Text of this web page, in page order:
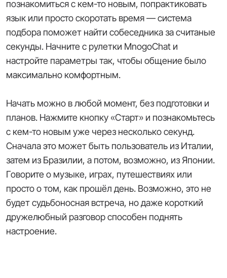
познакомиться с кем-то новым, попрактиковать
язык или просто скоротать время — система
подбора поможет найти собеседника за считаные
секунды. Начните с рулетки MnogoChat и
настройте параметры так, чтобы общение было
максимально комфортным.
Начать можно в любой момент, без подготовки и
планов. Нажмите кнопку «Старт» и познакомьтесь
с кем-то новым уже через несколько секунд.
Сначала это может быть пользователь из Италии,
затем из Бразилии, а потом, возможно, из Японии.
Говорите о музыке, играх, путешествиях или
просто о том, как прошёл день. Возможно, это не
будет судьбоносная встреча, но даже короткий
дружелюбный разговор способен поднять
настроение.